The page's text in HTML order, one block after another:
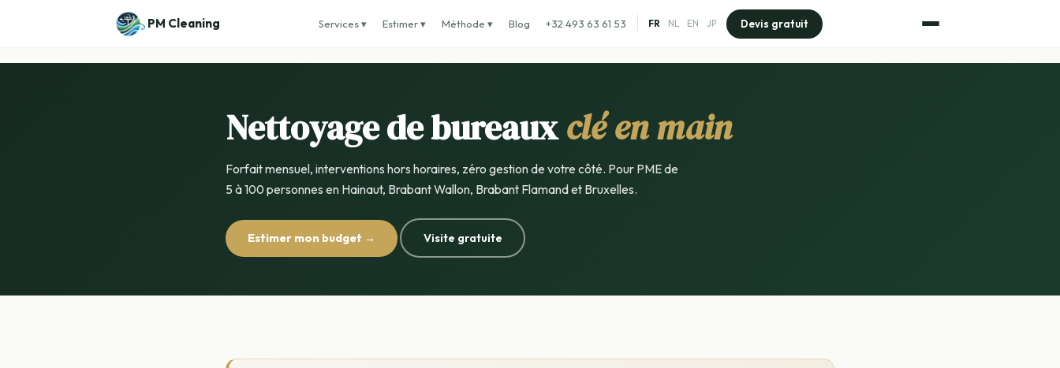
PM Cleaning Services ▾ Estimer ▾ Méthode ▾ Blog +32 493 63 61 53 FR NL EN JP Devis gratuit
Nettoyage de bureauxclé en main
Forfait mensuel, interventions hors horaires, zéro gestion de votre côté. Pour PME de
5 à 100 personnes en Hainaut, Brabant Wallon, Brabant Flamand et Bruxelles.
Estimer mon budget → Visite gratuite